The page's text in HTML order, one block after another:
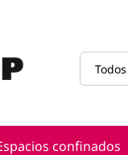
confinados